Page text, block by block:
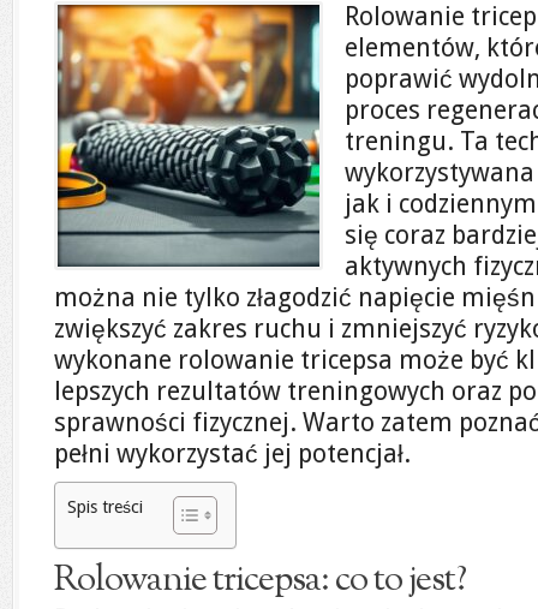
Rolowanie
elementów,
poprawić
proces
treningu. Ta
jak i
się coraz
aktywnych
można nie tylko złagodzić napięcie
zwiększyć zakres ruchu i zmniejszyć
wykonane rolowanie tricepsa może być
lepszych rezultatów treningowych oraz
sprawności fizycznej. Warto zatem
pełni wykorzystać jej potencjał.
Spis treści
Rolowanie tricepsa: co to jest?